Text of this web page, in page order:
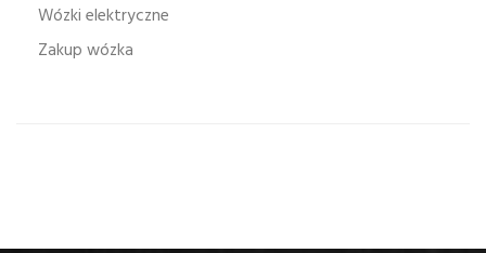
Wózki elektryczne
Zakup wózka